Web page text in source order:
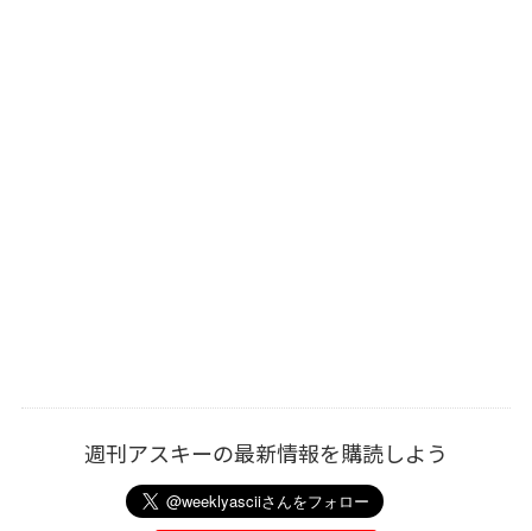
週刊アスキーの最新情報を購読しよう